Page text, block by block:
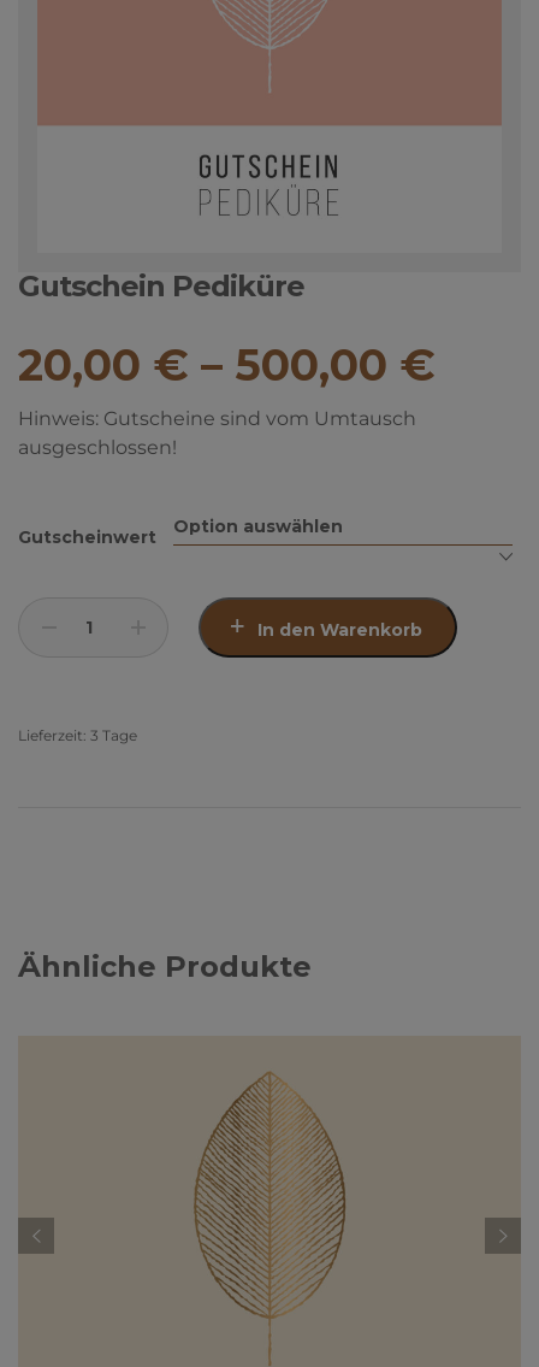
Gutschein Pediküre
20,00 € – 500,00 €
Hinweis: Gutscheine sind vom Umtausch
ausgeschlossen!
Gutscheinwert
In den Warenkorb
Lieferzeit: 3 Tage
Ähnliche Produkte
WOHLFÜHLMASSAGEN FÜR
WIMPERN & BROW LIFTING